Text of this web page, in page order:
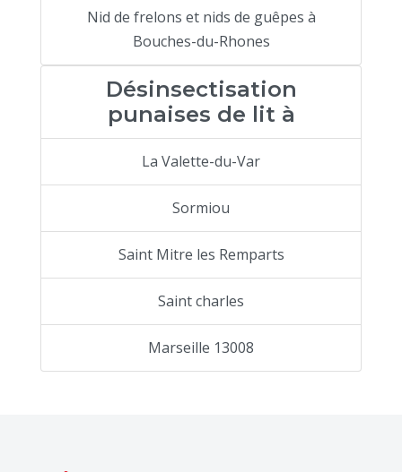
Nid de frelons et nids de guêpes à
Bouches-du-Rhones
Désinsectisation
punaises de lit à
La Valette-du-Var
Sormiou
Saint Mitre les Remparts
Saint charles
Marseille 13008